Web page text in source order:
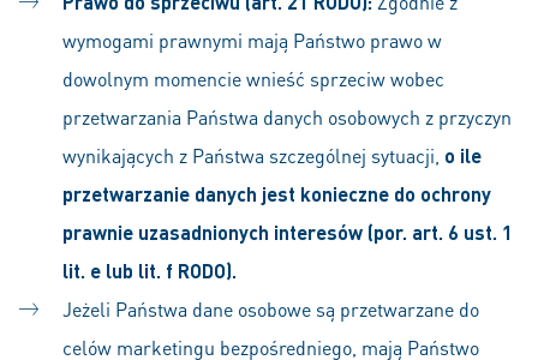
wymogami prawnymi mają Państwo prawo w
dowolnym momencie wnieść sprzeciw wobec
przetwarzania Państwa danych osobowych z przyczyn
wynikających z Państwa szczególnej sytuacji, o ile
przetwarzanie danych jest konieczne do ochrony
prawnie uzasadnionych interesów (por. art. 6 ust. 1
lit. e lub lit. f RODO).
Jeżeli Państwa dane osobowe są przetwarzane do
celów marketingu bezpośredniego, mają Państwo